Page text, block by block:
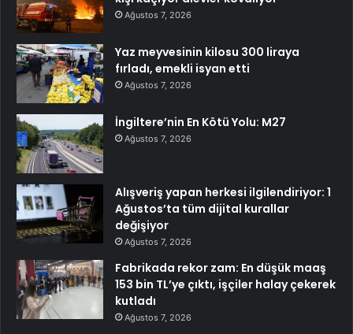
Ağustos 7, 2026
Yaz meyvesinin kilosu 300 liraya
fırladı, emekli isyan etti
Ağustos 7, 2026
İngiltere’nin En Kötü Yolu: M27
Ağustos 7, 2026
Alışveriş yapan herkesi ilgilendiriyor: 1
Ağustos’ta tüm dijital kurallar
değişiyor
Ağustos 7, 2026
Fabrikada rekor zam: En düşük maaş
153 bin TL’ye çıktı, işçiler halay çekerek
kutladı
Ağustos 7, 2026